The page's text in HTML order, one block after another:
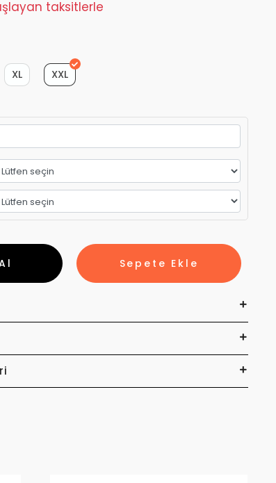
taksitlerle
XXL
XL
Sepete Ekle